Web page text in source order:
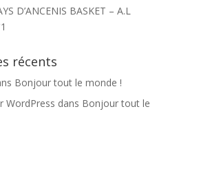
D’ANCENIS BASKET – A.L
récents
Bonjour tout le monde !
WordPress dans Bonjour tout le